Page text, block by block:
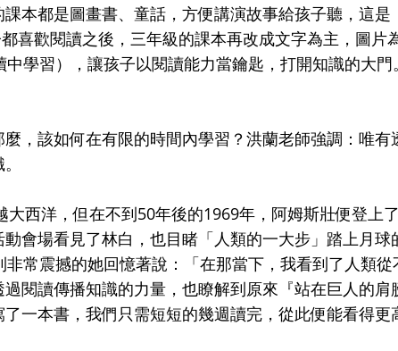
本都是圖畫書、童話，方便講演故事給孩子聽，這是
喜歡閱讀之後，三年級的課本再改成文字為主，圖片
學習），讓孩子以閱讀能力當鑰匙，打開知識的大門
，該如何在有限的時間內學習？洪蘭老師強調：唯有
西洋，但在不到50年後的1969年，阿姆斯壯便登上
會場看見了林白，也目睹「人類的一大步」踏上月球
常震撼的她回憶著說：「在那當下，我看到了人類從
閱讀傳播知識的力量，也瞭解到原來『站在巨人的肩
一本書，我們只需短短的幾週讀完，從此便能看得更